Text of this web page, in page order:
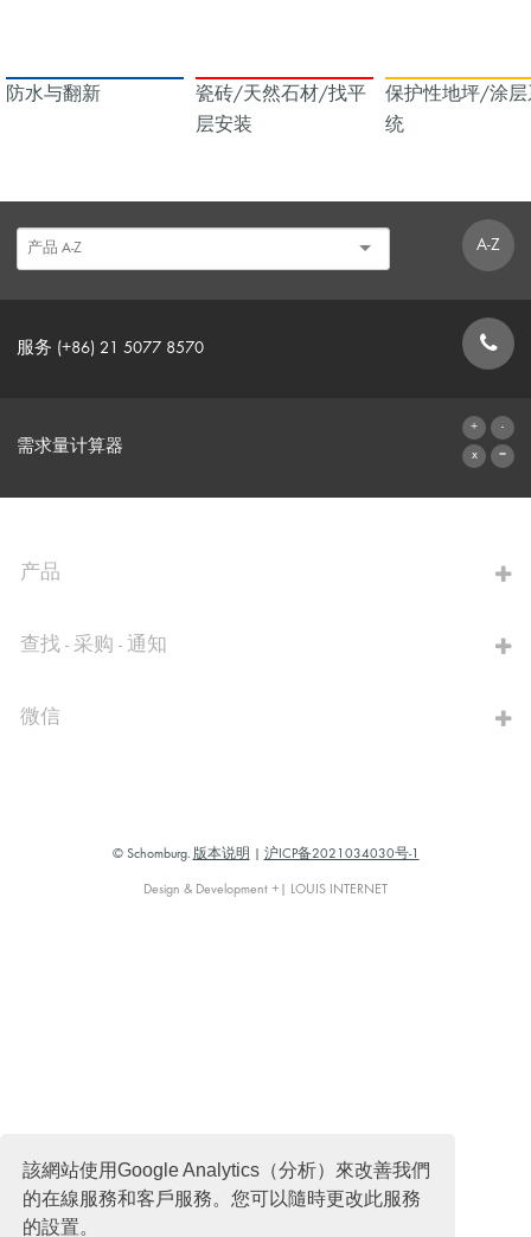
該網站使用Google Analytics（分析）來改善我們
的在線服務和客戶服務。您可以隨時更改此服務
的設置。
防水与翻新
瓷砖/天然石材/找平
层安装
保护性地坪/涂层
统
A-Z
服务 (+86) 21 5077 8570
需求量计算器
产品
查找 - 采购 - 通知
微信
© Schomburg. 版本说明 沪ICP备2021034030号-1
Design & Development +| LOUIS INTERNET